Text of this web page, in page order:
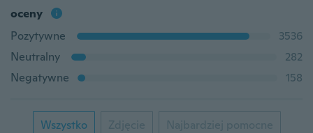
oceny
Pozytywne
3536
Neutralny
282
Negatywne
158
Wszystko Zdjęcie Najbardziej pomocne